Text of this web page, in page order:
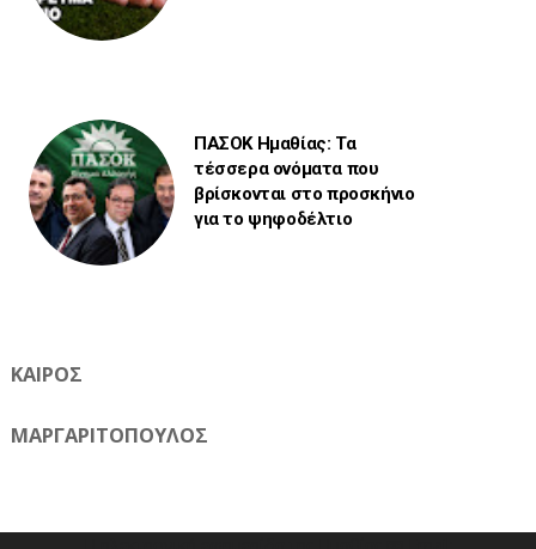
ΠΑΣΟΚ Ημαθίας: Τα
τέσσερα ονόματα που
βρίσκονται στο προσκήνιο
για το ψηφοδέλτιο
ΚΑΙΡΟΣ
ΜΑΡΓΑΡΙΤΟΠΟΥΛΟΣ